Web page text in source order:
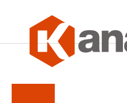
LA SÉRIE
La série HB